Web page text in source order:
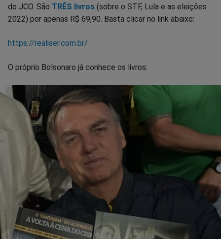
do JCO. São TRÊS livros (sobre o STF, Lula e as eleições
2022) por apenas R$ 69,90. Basta clicar no link abaixo:
https://realiser.com.br/
O próprio Bolsonaro já conhece os livros: